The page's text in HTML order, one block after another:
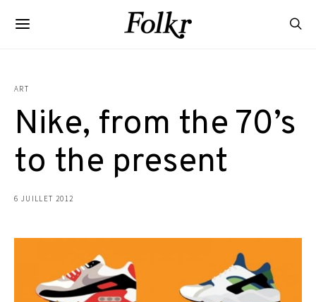
ART
Nike, from the 70’s
to the present
6 JUILLET 2012